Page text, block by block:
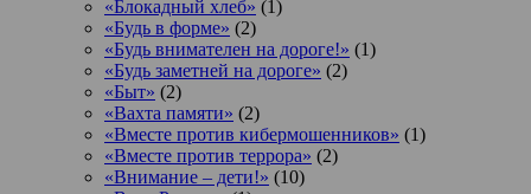
«Блокадный хлеб» (1)
«Будь в форме» (2)
«Будь внимателен на дороге!» (1)
«Будь заметней на дороге» (2)
«Быт» (2)
«Вахта памяти» (2)
«Вместе против кибермошенников» (1)
«Вместе против террора» (2)
«Внимание – дети!» (10)